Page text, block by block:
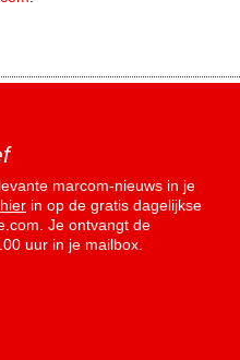
marcom-nieuws in je
hier in op de gratis dagelijkse
Je ontvangt de
uur in je mailbox.